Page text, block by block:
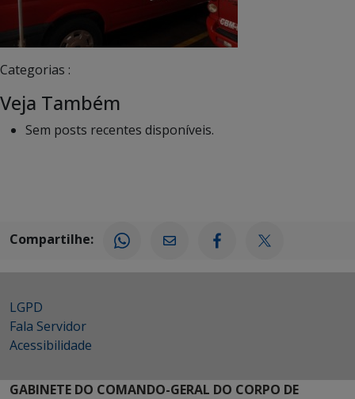
Categorias :
Veja Também
Sem posts recentes disponíveis.
Compartilhe:
LGPD
Fala Servidor
Acessibilidade
GABINETE DO COMANDO-GERAL DO CORPO DE